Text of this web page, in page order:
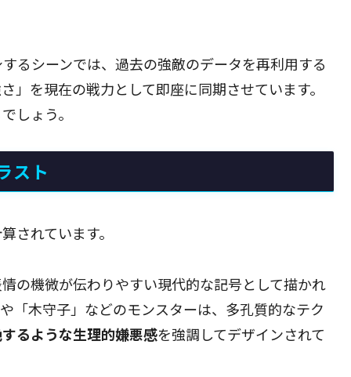
るシーンでは、過去の強敵のデータを再利用する
」を現在の戦力として即座に同期させています。
しょう。
スト
されています。
の機微が伝わりやすい現代的な記号として描かれ
「木守子」などのモンスターは、多孔質的なテク
るような生理的嫌悪感を強調してデザインされて